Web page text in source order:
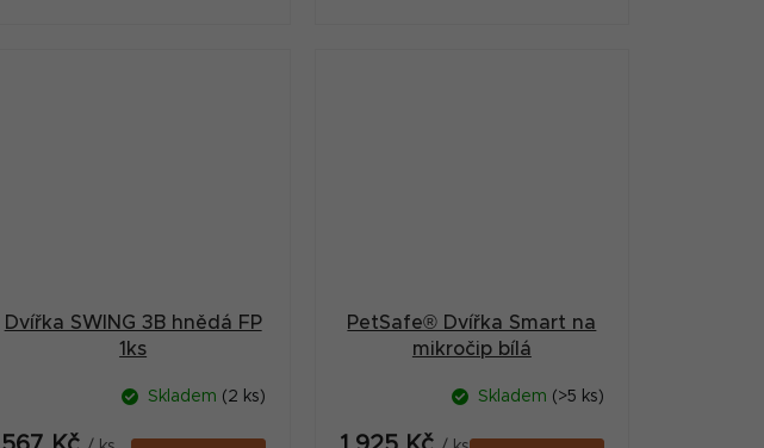
Dvířka SWING 3B hnědá FP
1ks
Skladem (2 ks)
PetSafe® Dvířka Smart na
mikročip bílá
Skladem (>5 ks)